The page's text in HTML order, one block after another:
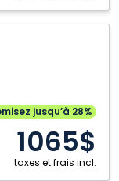
jusqu’à 28%
1065$
taxes et frais incl.